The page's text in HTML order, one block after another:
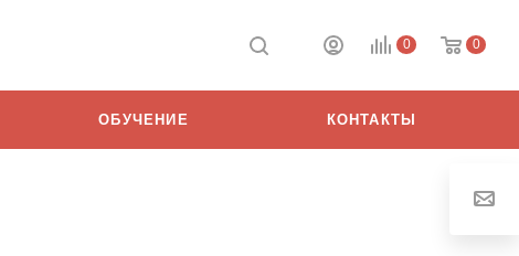
0 0
ОБУЧЕНИЕ КОНТАКТЫ